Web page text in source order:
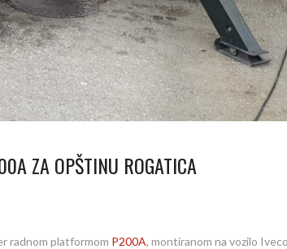
ZA OPŠTINU ROGATICA
radnom platformom P200A, montiranom na vozilo